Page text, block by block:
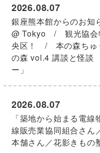
銀座熊本館からのお
@ Tokyo / 観光協会
央区！ / 本の森ちゅ
の森 vol.4 講談と怪談
ー」
2026.08.07
「築地から始まる電
線販売業協同組合さん
本舗さん／花影きもの
2026.08.07